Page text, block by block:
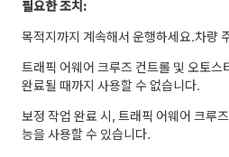
필요한 조치:
목적지까지 계속해서 운행하세요.차량
트래픽 어웨어 크루즈 컨트롤 및 오토스
완료될 때까지 사용할 수 없습니다.
보정 작업 완료 시, 트래픽 어웨어 크루
능을 사용할 수 있습니다.